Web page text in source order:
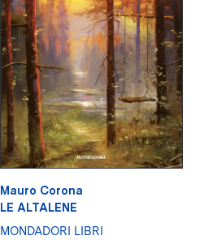
Mauro Corona
LE ALTALENE
MONDADORI LIBRI